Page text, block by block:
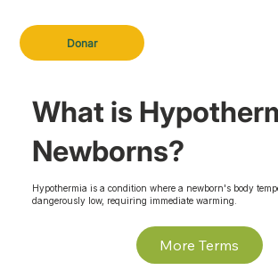
Donar
What is
Newborns?
Hypothermia is a condition where a newborn's body
dangerously low, requiring immediate warming.
More Terms